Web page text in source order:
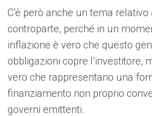
C’è però anche un tema relativo
controparte, perché in un
inflazione è vero che questo
obbligazioni copre l’investitore,
vero che rappresentano una
finanziamento non proprio
governi emittenti.